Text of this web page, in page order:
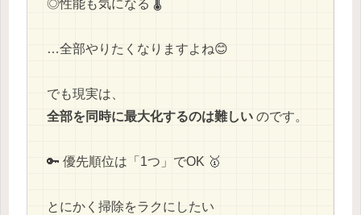
◎性能も気になる 🌡️
…全部やりたくなりますよね😊
でも現実は、
全部を同時に最大化するのは難しい のです。
🔑 優先順位は「1つ」でOK 🥇
とにかく掃除をラクにしたい